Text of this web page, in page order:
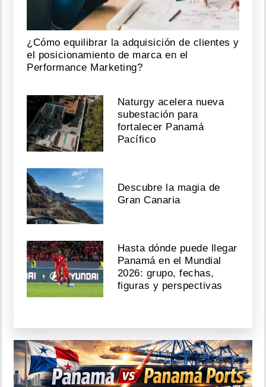
¿Cómo equilibrar la adquisición de clientes y
el posicionamiento de marca en el
Performance Marketing?
Naturgy acelera nueva
subestación para
fortalecer Panamá
Pacífico
Descubre la magia de
Gran Canaria
Hasta dónde puede llegar
Panamá en el Mundial
2026: grupo, fechas,
figuras y perspectivas